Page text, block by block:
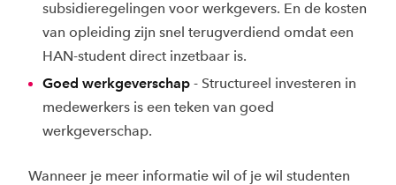
subsidieregelingen voor werkgevers. En de kosten
van opleiding zijn snel terugverdiend omdat een
HAN-student direct inzetbaar is.
Goed werkgeverschap - Structureel investeren in
medewerkers is een teken van goed
werkgeverschap.
Wanneer je meer informatie wil of je wil studenten